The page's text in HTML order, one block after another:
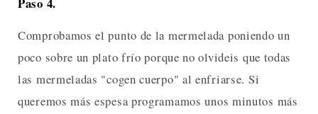
Comprobamos el punto de la mermelada poniendo un
poco sobre un plato frío porque no olvideis que todas
las mermeladas "cogen cuerpo" al enfriarse. Si
queremos más espesa programamos unos minutos más